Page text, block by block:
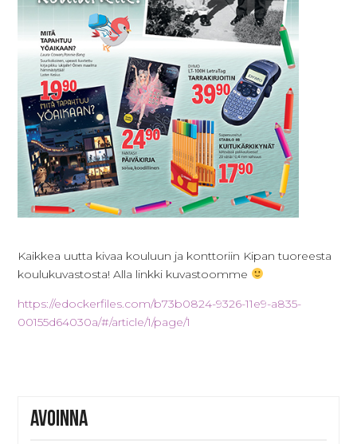
Kaikkea uutta kivaa kouluun ja konttoriin Kipan tuoreesta
koulukuvastosta! Alla linkki kuvastoomme
https://edockerfiles.com/b73b0824-9326-11e9-a835-
00155d64030a/#/article/1/page/1
Avoinna